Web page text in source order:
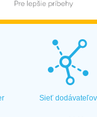
Sieť dodávateľov